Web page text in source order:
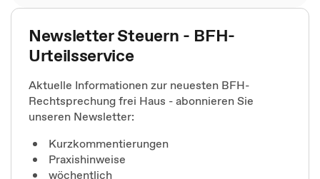
Newsletter Steuern - BFH-
Urteilsservice
Aktuelle Informationen zur neuesten BFH-
Rechtsprechung frei Haus - abonnieren Sie
unseren Newsletter:
Kurzkommentierungen
Praxishinweise
wöchentlich